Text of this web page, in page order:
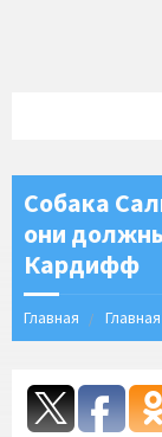
Собака
они
Кардифф
Главная Главная